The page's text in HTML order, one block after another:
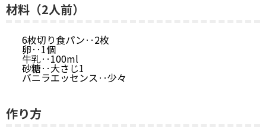
材料（2人前）
6枚切り食パン‥2枚
卵‥1個
牛乳‥100ml
砂糖‥大さじ1
バニラエッセンス‥少々
作り方